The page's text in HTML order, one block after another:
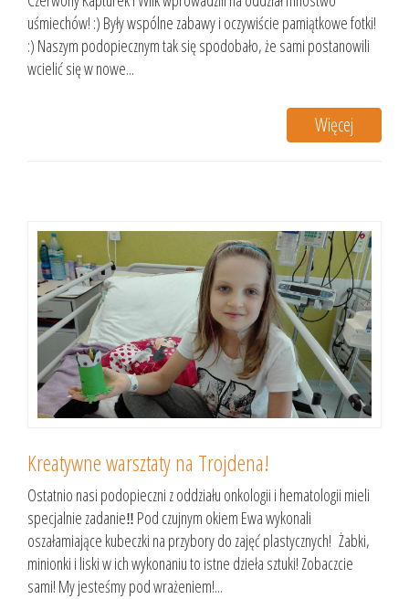
uśmiechów! :) Były wspólne zabawy i oczywiście pamiątkowe fotki!
:) Naszym podopiecznym tak się spodobało, że sami postanowili
wcielić się w nowe...
Więcej
Kreatywne warsztaty na Trojdena!
Ostatnio nasi podopieczni z oddziału onkologii i hematologii mieli
specjalnie zadanie‼ Pod czujnym okiem Ewa wykonali
oszałamiające kubeczki na przybory do zajęć plastycznych! Żabki,
minionki i liski w ich wykonaniu to istne dzieła sztuki! Zobaczcie
sami! My jesteśmy pod wrażeniem!...